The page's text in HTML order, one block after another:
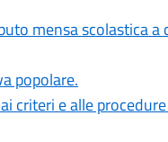
mensa scolastica a
popolare.
criteri e alle